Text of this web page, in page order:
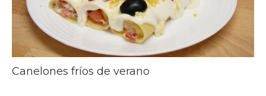
Canelones fríos de verano